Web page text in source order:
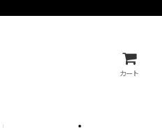
カート